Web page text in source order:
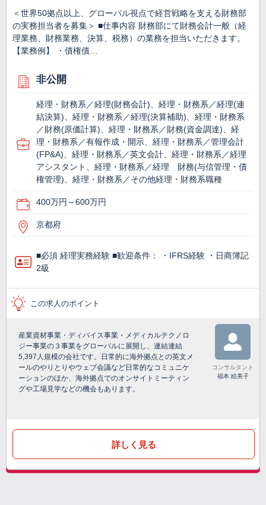
＜世界50拠点以上、グローバル視点で経営戦略を支える財務部
の実務担当者を募集＞ ■仕事内容 財務部にて財務会計一般（経
理業務、財務業務、決算、税務）の業務を担当いただきます。
【業務例】 ・債権債…
非公開
経理・財務系／経理(財務会計)、経理・財務系／経理(連
結決算)、経理・財務系／経理(決算補助)、経理・財務系
／財務(原価計算)、経理・財務系／財務(資金調達)、経
理・財務系／有報作成・開示、経理・財務系／管理会計
(FP&A)、経理・財務系／英文会計、経理・財務系／経理
アシスタント、経理・財務系／経理 財務(与信管理・債
権管理)、経理・財務系／その他経理・財務系職種
400万円～600万円
京都府
■必須 経理実務経験 ■歓迎条件： ・IFRS経験 ・日商簿記
2級
この求人のポイント
産業資材事業・ディバイス事業・メディカルテクノロ
ジー事業の３事業をグローバルに展開し、連結連結
5,397人規模の会社です。日常的に海外拠点との英文メ
ールのやりとりやウェブ会議など日常的なコミュニケ
ーションのほか、海外拠点でのオンサイトミーティン
グや工場見学などの機会もあります。
コンサルタント
福本 絵美子
詳しく見る